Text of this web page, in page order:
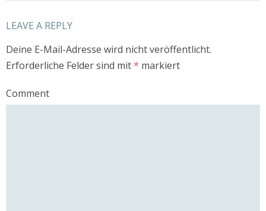
LEAVE A REPLY
Deine E-Mail-Adresse wird nicht veröffentlicht.
Erforderliche Felder sind mit* markiert
Comment